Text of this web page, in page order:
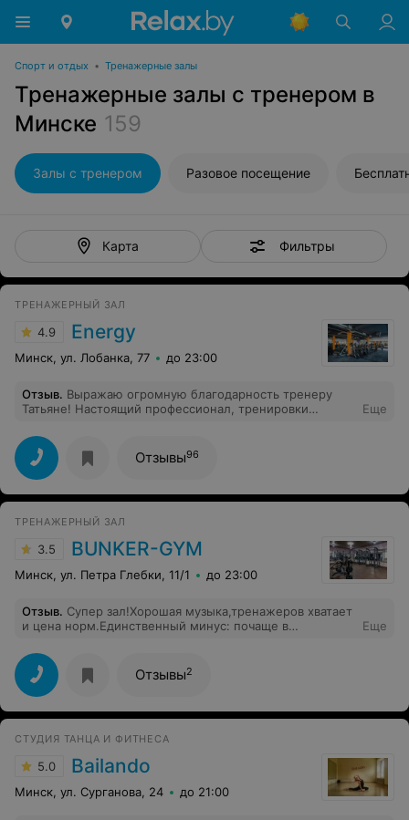
Спорт и отдых • Тренажерные залы
Тренажерные залы с тренером в
Минске 159
Залы с тренером Разовое посещение
Карта Фильтры
ТРЕНАЖЕРНЫЙ ЗАЛ
4.9 Energy
Минск, ул. Лобанка, 77 до 23:00
Отзыв. Выражаю огромную благодарность тренеру
Татьяне! Настоящий профессионал, тренировки
особенности здоровья. Помогает, поправляет,
поддерживает. Очень приятно и комфортно с ней
заниматься.
Еще
Отзывы96
ТРЕНАЖЕРНЫЙ ЗАЛ
3.5 BUNKER-GYM
Минск, ул. Петра Глебки, 11/1 до 23:00
Отзыв. Супер зал!Хорошая музыка,тренажеров хватает
и цена норм.Единственный минус: почаще в
Еще
Отзывы2
СТУДИЯ ТАНЦА И ФИТНЕСА
5.0 Bailando
Минск, ул. Сурганова, 24 до 21:00